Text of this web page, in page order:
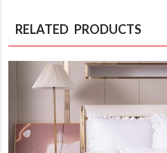
RELATED PRODUCTS